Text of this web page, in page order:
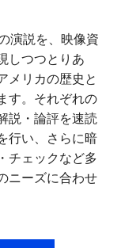
演説を、映像資
しつつとりあ
メリカの歴史と
す。それぞれの
説・論評を速読
行い、さらに暗
チェックなど多
ニーズに合わせ